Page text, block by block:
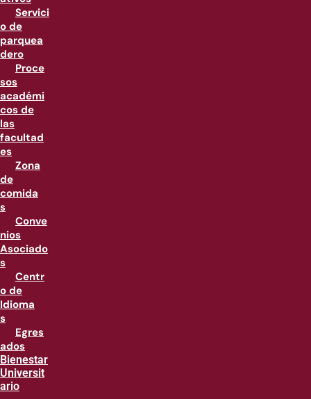
Servici
o de
parquea
dero
Proce
sos
académi
cos de
las
facultad
es
Zona
de
comida
s
Conve
nios
Asociado
s
Centr
o de
Idioma
s
Egres
ados
Bienestar
Universit
ario